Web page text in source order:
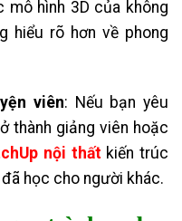
mô hình 3D của không
hiểu rõ hơn về phong
viên: Nếu bạn yêu
thành giảng viên hoặc
nội thất kiến trúc
học cho người khác.